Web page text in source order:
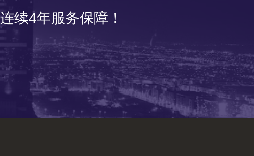
续4年服务保障！